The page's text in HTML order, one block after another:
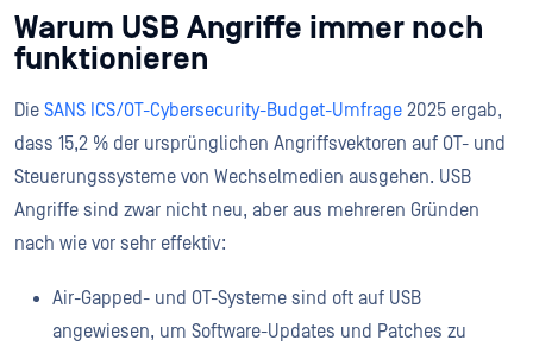
Warum USB Angriffe immer noch
funktionieren
Die SANS ICS/OT-Cybersecurity-Budget-Umfrage 2025 ergab,
dass 15,2 % der ursprünglichen Angriffsvektoren auf OT- und
Steuerungssysteme von Wechselmedien ausgehen. USB
Angriffe sind zwar nicht neu, aber aus mehreren Gründen
nach wie vor sehr effektiv:
Air-Gapped- und OT-Systeme sind oft auf USB
angewiesen, um Software-Updates und Patches zu